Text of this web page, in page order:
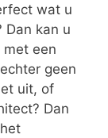
wat u
Dan kan u
een
geen
uit, of
Dan